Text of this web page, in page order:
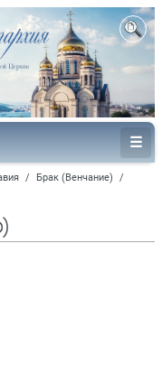
/ Брак (Венчание)
/